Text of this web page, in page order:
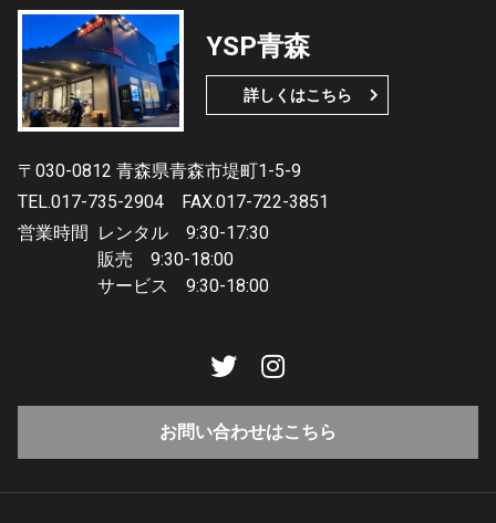
YSP青森
詳しくはこちら
〒030-0812 青森県青森市堤町1-5-9
TEL.017-735-2904
FAX.017-722-3851
営業時間 レンタル 9:30-17:30
販売 9:30-18:00
サービス 9:30-18:00
お問い合わせはこちら